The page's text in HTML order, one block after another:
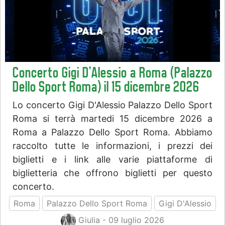
Concerto Gigi D'Alessio a Roma (Palazzo
Dello Sport Roma) il 15 dicembre 2026
Lo concerto Gigi D'Alessio Palazzo Dello Sport
Roma si terrà martedi 15 dicembre 2026 a
Roma a Palazzo Dello Sport Roma. Abbiamo
raccolto tutte le informazioni, i prezzi dei
biglietti e i link alle varie piattaforme di
biglietteria che offrono biglietti per questo
concerto.
Roma Palazzo Dello Sport Roma
Gigi D'Alessio
Giulia - 09 luglio 2026